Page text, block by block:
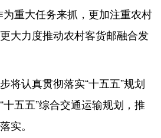
为重大任务来抓，更加注重农村
大力度推动农村客货邮融合发
认真贯彻落实“十五五”规划
五五”综合交通运输规划，推
实。